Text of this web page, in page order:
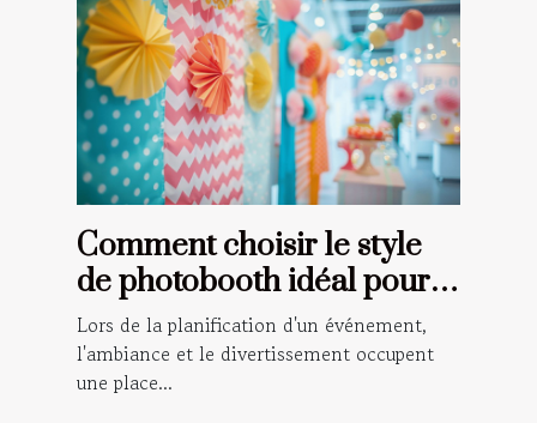
Comment choisir le style
de photobooth idéal pour
votre événement
Lors de la planification d'un événement,
l'ambiance et le divertissement occupent
une place...